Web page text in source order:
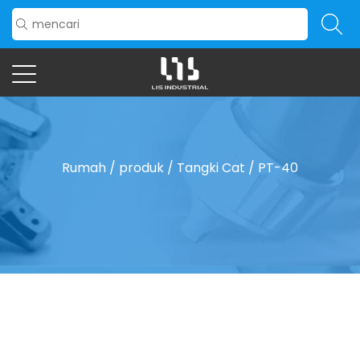
Rumah / produk / Tangki Cat / PT-40